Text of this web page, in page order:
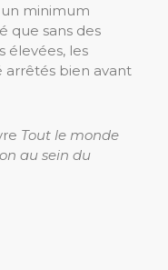
minimum
que sans des
élevées, les
arrêtés bien avant
Tout le monde
au sein du